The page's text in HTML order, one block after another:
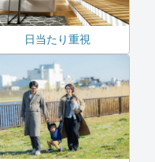
日当たり重視